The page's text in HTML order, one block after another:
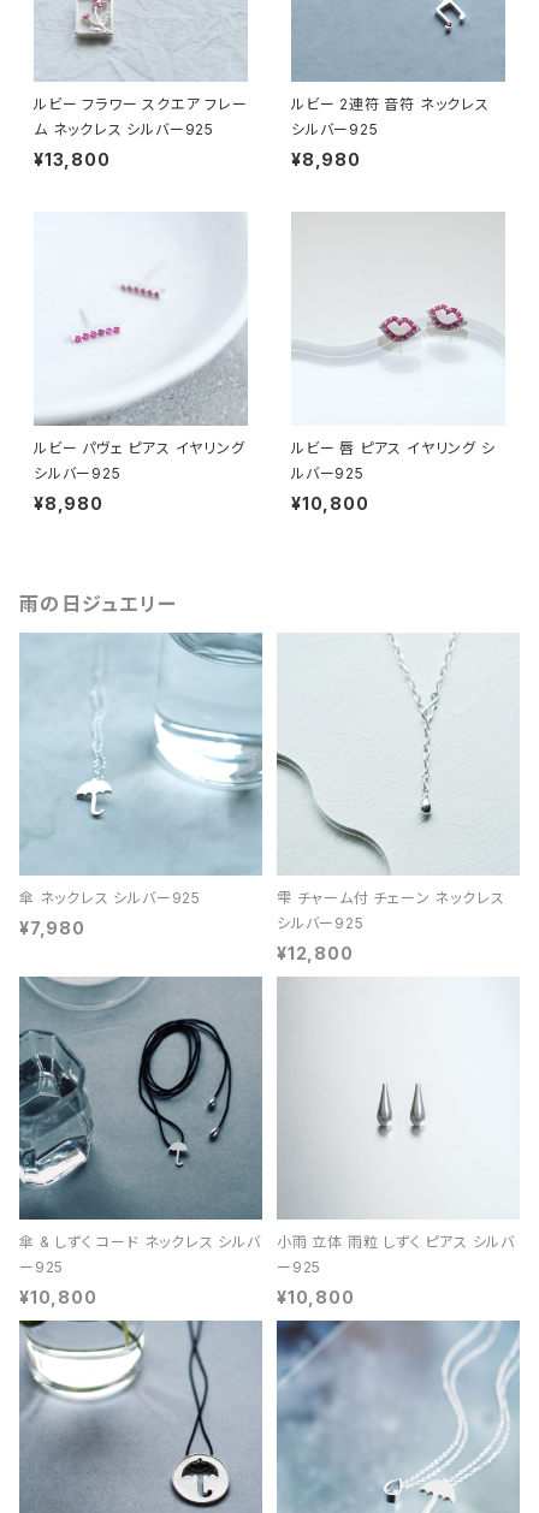
ルビー フラワー スクエア フレー
ム ネックレス シルバー925
¥13,800
ルビー 2連符 音符 ネックレス
シルバー925
¥8,980
ルビー パヴェ ピアス イヤリング
シルバー925
¥8,980
ルビー 唇 ピアス イヤリング シ
ルバー925
¥10,800
雨の日ジュエリー
傘 ネックレス シルバー925
¥7,980
雫 チャーム付 チェーン ネックレス
シルバー925
¥12,800
傘 & しずく コード ネックレス シルバ
ー925
¥10,800
小雨 立体 雨粒 しずく ピアス シルバ
ー925
¥10,800